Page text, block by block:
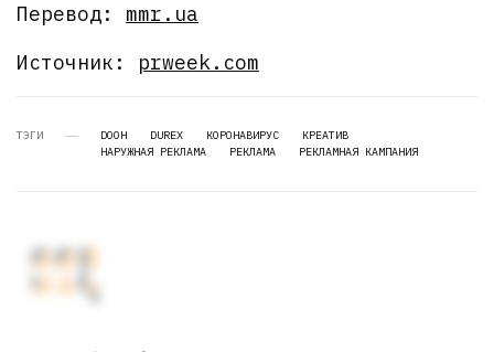
Перевод: mmr.ua
Источник: prweek.com
ТЭГИ DOOH DUREX КОРОНАВИРУС
КРЕАТИВ
НАРУЖНАЯ РЕКЛАМА
РЕКЛАМА РЕКЛАМНАЯ КАМПАНИЯ